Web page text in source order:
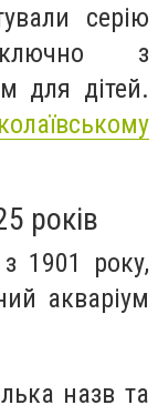
серію
з
для дітей.
років
1901 року,
акваріум
назв та